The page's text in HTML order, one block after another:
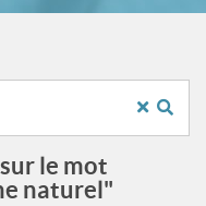
le mot
naturel"